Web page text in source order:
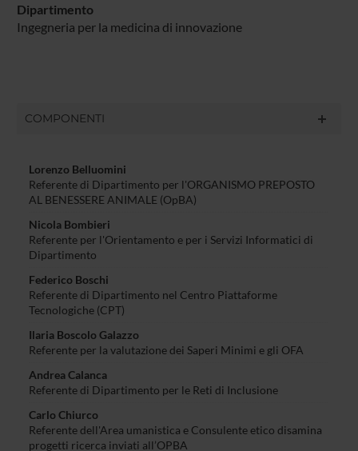
Dipartimento
Ingegneria per la medicina di innovazione
COMPONENTI
Lorenzo Belluomini
Referente di Dipartimento per l'ORGANISMO PREPOSTO
AL BENESSERE ANIMALE (OpBA)
Nicola Bombieri
Referente per l'Orientamento e per i Servizi Informatici di
Dipartimento
Federico Boschi
Referente di Dipartimento nel Centro Piattaforme
Tecnologiche (CPT)
Ilaria Boscolo Galazzo
Referente per la valutazione dei Saperi Minimi e gli OFA
Andrea Calanca
Referente di Dipartimento per le Reti di Inclusione
Carlo Chiurco
Referente dell'Area umanistica e Consulente etico disamina
progetti ricerca inviati all’OPBA